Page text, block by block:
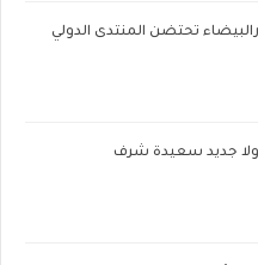
تحتضن المنتدى الدولي
ولا جديد سعيدة شرف